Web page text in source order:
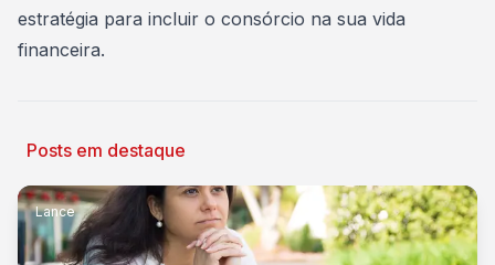
estratégia para incluir o consórcio na sua vida
financeira.
Posts em destaque
Lance